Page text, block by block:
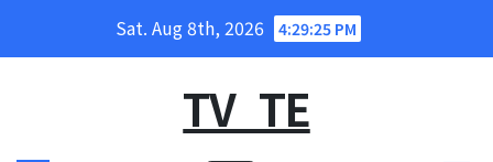
Sat. Aug 8th, 2026 4:29:26 PM
TV_TE